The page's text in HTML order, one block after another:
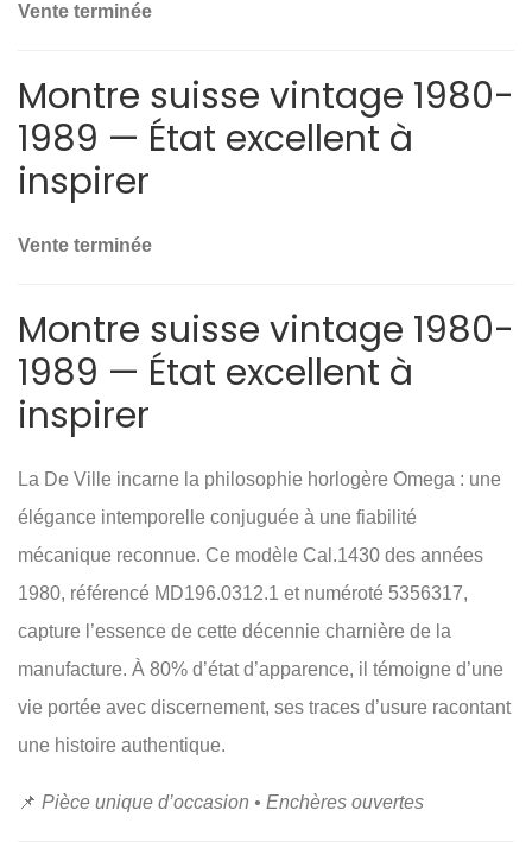
Vente terminée
Montre suisse vintage 1980-
1989 — État excellent à
inspirer
Vente terminée
Montre suisse vintage 1980-
1989 — État excellent à
inspirer
La De Ville incarne la philosophie horlogère Omega : une
élégance intemporelle conjuguée à une fiabilité
mécanique reconnue. Ce modèle Cal.1430 des années
1980, référencé MD196.0312.1 et numéroté 5356317,
capture l’essence de cette décennie charnière de la
manufacture. À 80% d’état d’apparence, il témoigne d’une
vie portée avec discernement, ses traces d’usure racontant
une histoire authentique.
📌 Pièce unique d’occasion • Enchères ouvertes